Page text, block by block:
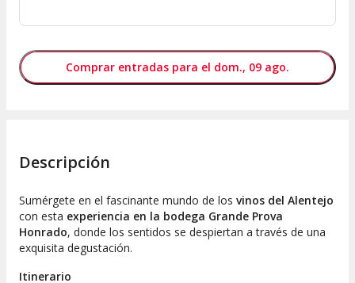
Comprar entradas para el dom., 09 ago.
Descripción
Sumérgete en el fascinante mundo de los vinos del Alentejo
con esta experiencia en la bodega Grande Prova
Honrado, donde los sentidos se despiertan a través de una
exquisita degustación.
Itinerario